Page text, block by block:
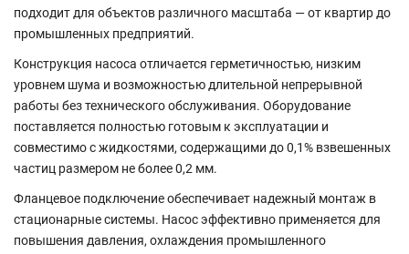
подходит для объектов различного масштаба — от квартир до
промышленных предприятий.
Конструкция насоса отличается герметичностью, низким
уровнем шума и возможностью длительной непрерывной
работы без технического обслуживания. Оборудование
поставляется полностью готовым к эксплуатации и
совместимо с жидкостями, содержащими до 0,1% взвешенных
частиц размером не более 0,2 мм.
Фланцевое подключение обеспечивает надежный монтаж в
стационарные системы. Насос эффективно применяется для
повышения давления, охлаждения промышленного